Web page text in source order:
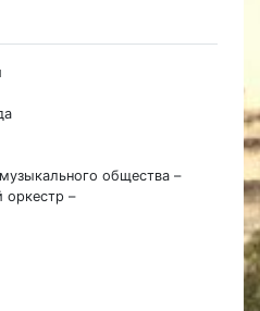
общества –
оркестр –